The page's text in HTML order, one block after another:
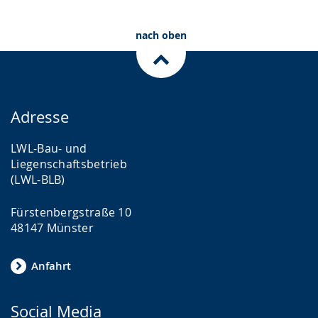
von
von
nach oben
Adresse
LWL-Bau- und
Liegenschaftsbetrieb
(LWL-BLB)
Fürstenbergstraße 10
48147 Münster
Anfahrt
Social Media